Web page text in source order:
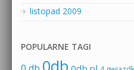
listopad 2009
POPULARNE TAGI
0db